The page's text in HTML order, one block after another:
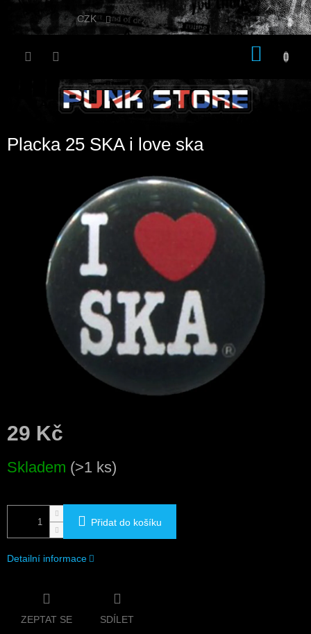
Přejít
CZK
Placka 25 SKA i love ska
29 Kč
cena:
Skladem (>1 ks)
Přidat do košíku
Detailní informace
ZEPTAT SE SDÍLET